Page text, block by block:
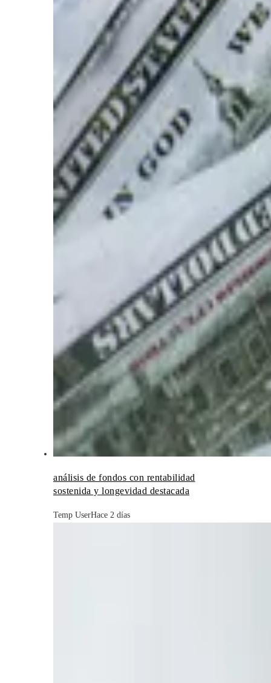
análisis de fondos con rentabilidad
sostenida y longevidad destacada
Temp UserHace 2 días